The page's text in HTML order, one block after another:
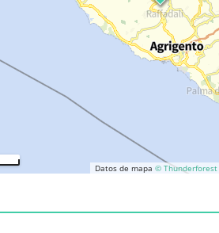
Datos de mapa © Thunderforest